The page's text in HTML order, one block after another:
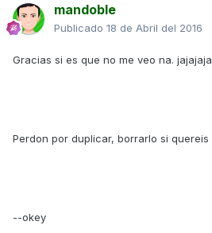
mandoble
Publicado 18 de Abril del 2016
Gracias si es que no me veo na. jajajaja
Perdon por duplicar, borrarlo si quereis
--okey